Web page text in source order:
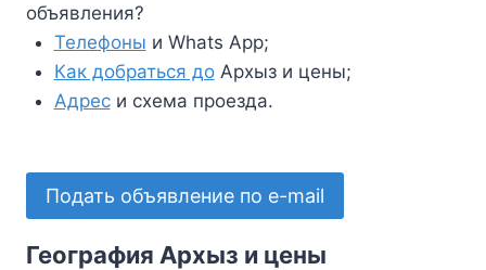
объявления?
Телефоны и Whats App;
Как добраться доАрхыз и цены;
Адреси схема проезда.
Подать объявление по e-mail
География Архыз и цены